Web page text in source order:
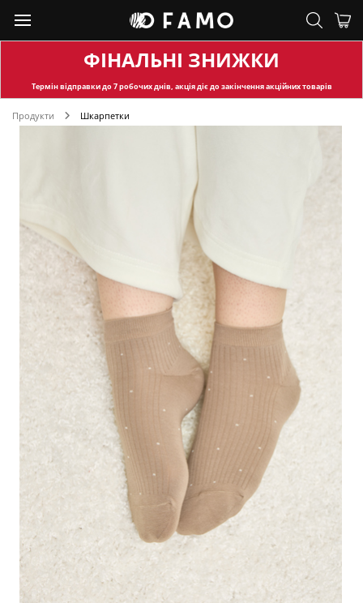
ФІНАЛЬНІ ЗНИЖКИ
Термін відправкидо 7 робочих днів, акція діє до закінчення акційних товарів
Продукти Шкарпетки